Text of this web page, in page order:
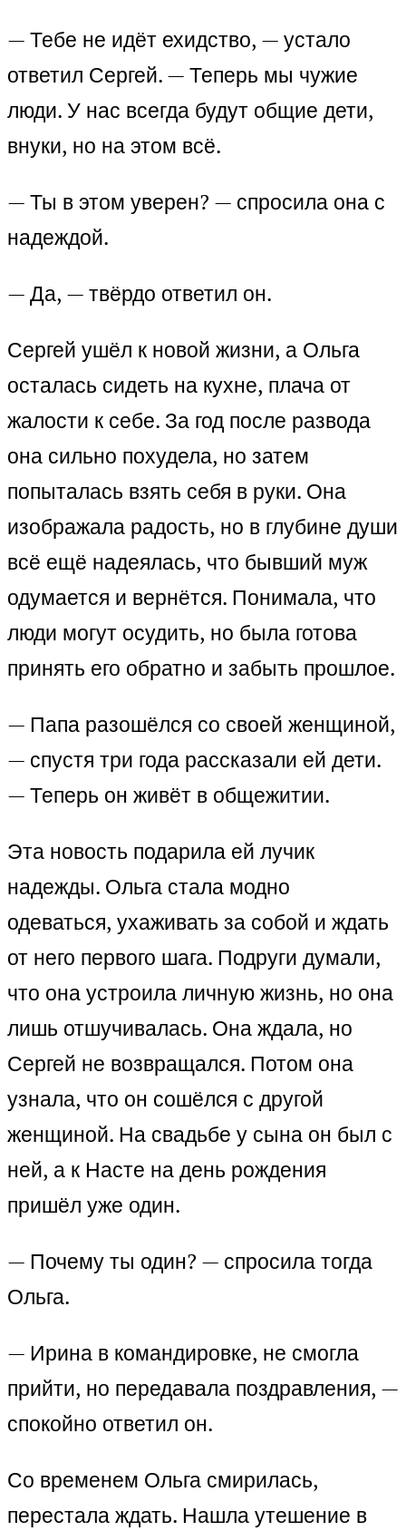
— Тебе не идёт ехидство, — устало
ответил Сергей. — Теперь мы чужие
люди. У нас всегда будут общие дети,
внуки, но на этом всё.
— Ты в этом уверен? — спросила она с
надеждой.
— Да, — твёрдо ответил он.
Сергей ушёл к новой жизни, а Ольга
осталась сидеть на кухне, плача от
жалости к себе. За год после развода
она сильно похудела, но затем
попыталась взять себя в руки. Она
изображала радость, но в глубине души
всё ещё надеялась, что бывший муж
одумается и вернётся. Понимала, что
люди могут осудить, но была готова
принять его обратно и забыть прошлое.
— Папа разошёлся со своей женщиной,
— спустя три года рассказали ей дети.
— Теперь он живёт в общежитии.
Эта новость подарила ей лучик
надежды. Ольга стала модно
одеваться, ухаживать за собой и ждать
от него первого шага. Подруги думали,
что она устроила личную жизнь, но она
лишь отшучивалась. Она ждала, но
Сергей не возвращался. Потом она
узнала, что он сошёлся с другой
женщиной. На свадьбе у сына он был с
ней, а к Насте на день рождения
пришёл уже один.
— Почему ты один? — спросила тогда
Ольга.
— Ирина в командировке, не смогла
прийти, но передавала поздравления, —
спокойно ответил он.
Со временем Ольга смирилась,
перестала ждать. Нашла утешение в